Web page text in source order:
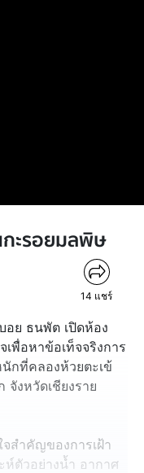
กะรอยมลพิษ
14 แชร์
ย ธนพัต เปิดห้อง
พื่อหาข้อเท็จจริงการ
กที่คลองห้วยตะเข้
งหวัดเชียงราย
สำคัญของการเฝ้า
ห์ตัวอย่างน้ำ อากาศ